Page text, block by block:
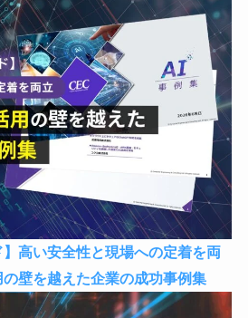
】高い安全性と現場への定着を両
壁を越えた企業の成功事例集